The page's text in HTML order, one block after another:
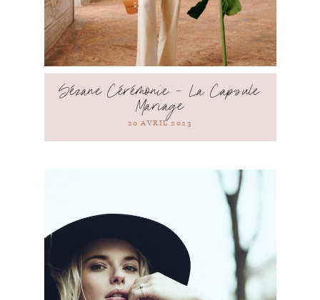
Sézane Cérémonie – La Capsule
Mariage
20 AVRIL 2023